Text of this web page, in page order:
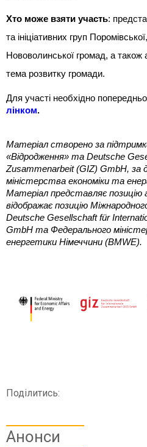
Хто може взяти участь:
та ініціативних груп
Нововолинської громад, а також
тема розвитку громади.
Для участі необхідно
лінком.
Матеріал створено за
«Відродження» та Deutsche
Zusammenarbeit (GIZ) GmbH, за
міністерства економіки та
Матеріал представляє позицію
відображає позицію
Deutsche Gesellschaft für
GmbH та Федерального
енергетики Німеччини (BMWE).
Поділитись:
Анонси